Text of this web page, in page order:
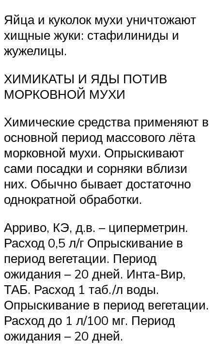
Яйца и куколок мухи уничтожают
хищные жуки: стафилиниды и
жужелицы.
ХИМИКАТЫ И ЯДЫ ПОТИВ
МОРКОВНОЙ МУХИ
Химические средства применяют в
основной период массового лёта
морковной мухи. Опрыскивают
сами посадки и сорняки вблизи
них. Обычно бывает достаточно
однократной обработки.
Арриво, КЭ, д.в. – циперметрин.
Расход 0,5 л/г Опрыскивание в
период вегетации. Период
ожидания – 20 дней. Инта-Вир,
ТАБ. Расход 1 таб./л воды.
Опрыскивание в период вегетации.
Расход до 1 л/100 мг. Период
ожидания – 20 дней.